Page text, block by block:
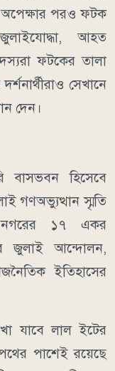
অপেক্ষার পরও ফটক
আহত
ফটকের তালা
সেখানে
দেন।
বাসভবন হিসেবে
গণঅভ্যুত্থান স্মৃতি
নগরের ১৭ একর
জুলাই আন্দোলন,
ইতিহাসের
যাবে লাল ইটের
পাশেই রয়েছে